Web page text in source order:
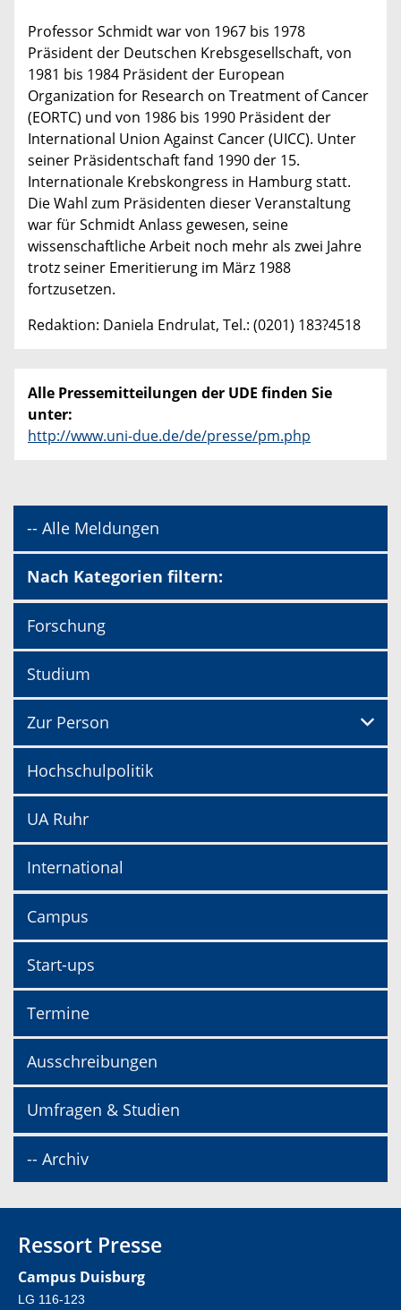
Professor Schmidt war von 1967 bis 1978
Präsident der Deutschen Krebsgesellschaft, von
1981 bis 1984 Präsident der European
Organization for Research on Treatment of Cancer
(EORTC) und von 1986 bis 1990 Präsident der
International Union Against Cancer (UICC). Unter
seiner Präsidentschaft fand 1990 der 15.
Internationale Krebskongress in Hamburg statt.
Die Wahl zum Präsidenten dieser Veranstaltung
war für Schmidt Anlass gewesen, seine
wissenschaftliche Arbeit noch mehr als zwei Jahre
trotz seiner Emeritierung im März 1988
fortzusetzen.
Redaktion: Daniela Endrulat, Tel.: (0201) 183?4518
Alle Pressemitteilungen der UDE finden Sie
unter:
http://www.uni-due.de/de/presse/pm.php
-- Alle Meldungen
Nach Kategorien filtern:
Forschung
Studium
Zur Person
Hochschulpolitik
UA Ruhr
International
Campus
Start-ups
Termine
Ausschreibungen
Umfragen & Studien
-- Archiv
Ressort Presse
Campus Duisburg
LG 116-123